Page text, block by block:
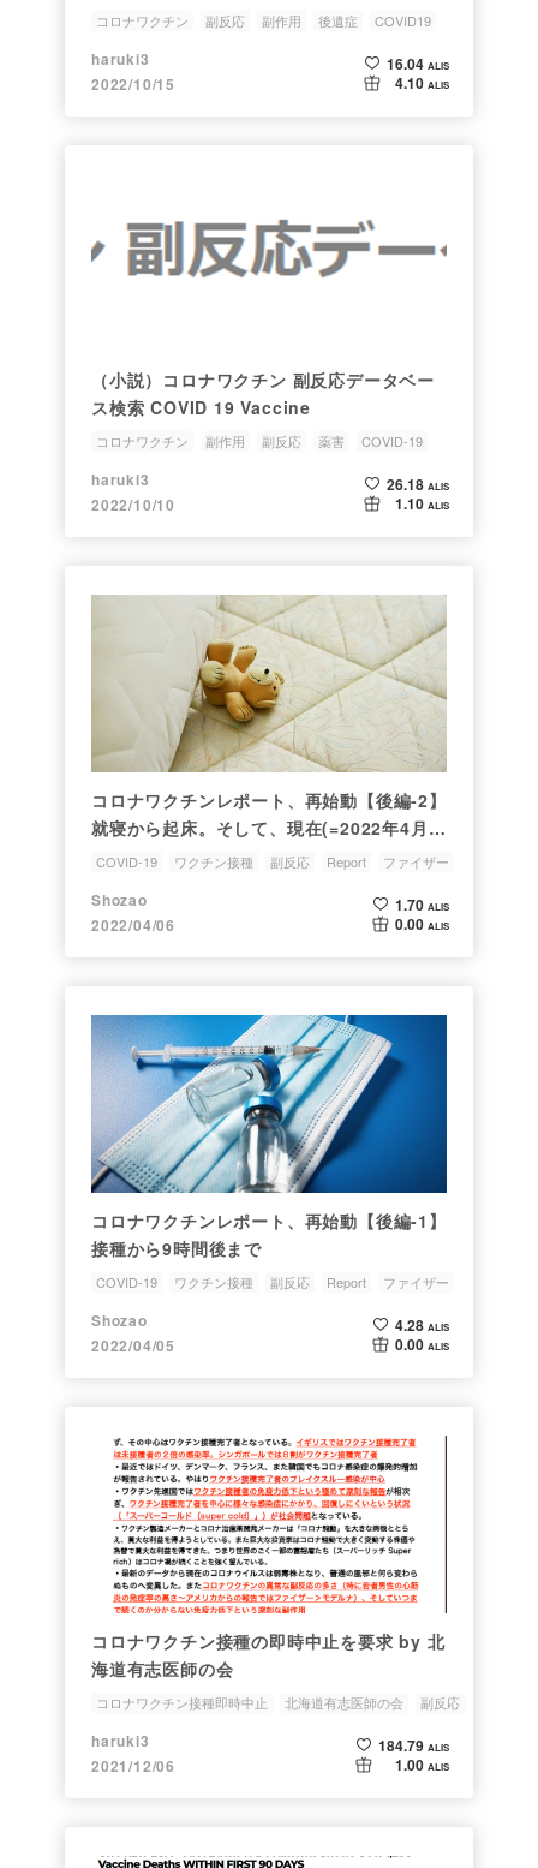
コロナワクチン 副反応 副作用 後遺症 COVID19
haruki3
2022/10/15
16.04 ALIS
4.10 ALIS
（小説）コロナワクチン 副反応データベー
ス検索 COVID 19 Vaccine
コロナワクチン 副作用 副反応 薬害 COVID-19
haruki3
2022/10/10
26.18 ALIS
1.10 ALIS
コロナワクチンレポート、再始動【後編-2】
就寝から起床。そして、現在(=2022年4月6
日)の副反応レポ
COVID-19 ワクチン接種 副反応 Report ファイザー
Shozao
2022/04/06
1.70 ALIS
0.00 ALIS
コロナワクチンレポート、再始動【後編-1】
接種から9時間後まで
COVID-19 ワクチン接種 副反応 Report ファイザー
Shozao
2022/04/05
4.28 ALIS
0.00 ALIS
コロナワクチン接種の即時中止を要求 by 北
海道有志医師の会
コロナワクチン接種即時中止 北海道有志医師の会
副反応
ブースター接種
haruki3
2021/12/06
184.79 ALIS
1.00 ALIS